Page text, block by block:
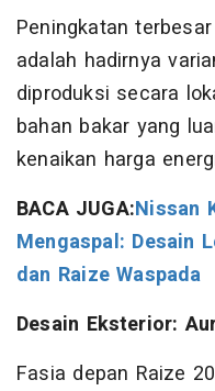
Peningkatan
adalah hadirnya
diproduksi secara
bahan bakar yang
kenaikan harga
BACA JUGA:Nissan
Mengaspal: Desain
dan Raize Waspada
Desain Eksterior:
Fasia depan Raize